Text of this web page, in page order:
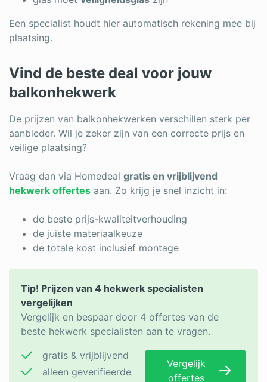
Een specialist houdt hier automatisch rekening mee bij
plaatsing.
Vind de beste deal voor jouw
balkonhekwerk
De prijzen van balkonhekwerken verschillen sterk per
aanbieder. Wil je zeker zijn van een correcte prijs en
veilige plaatsing?
Vraag dan via Homedeal gratis en vrijblijvend
hekwerk offertes aan. Zo krijg je snel inzicht in:
de beste prijs-kwaliteitverhouding
de juiste materiaalkeuze
de totale kost inclusief montage
Tip! Prijzen van 4 hekwerk specialisten
vergelijken
Vergelijk en bespaar door 4 offertes van de
beste hekwerk specialisten aan te vragen.
gratis & vrijblijvend
alleen geverifieerde
Vergelijk
offertes